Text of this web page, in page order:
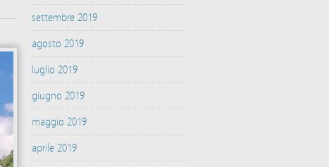
settembre 2019
agosto 2019
luglio 2019
giugno 2019
maggio 2019
aprile 2019